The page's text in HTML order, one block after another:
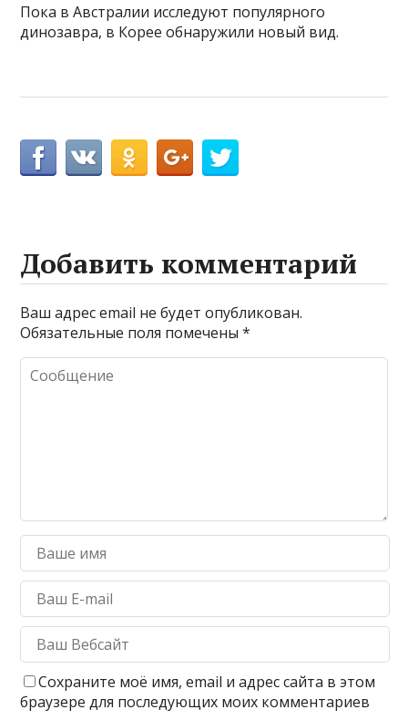
Пока в Австралии исследуют популярного
динозавра, в Корее обнаружили новый вид.
Добавить комментарий
Ваш адрес email не будет опубликован.
Обязательные поля помечены*
Сохраните моё имя, email и адрес сайта в этом
браузере для последующих моих комментариев